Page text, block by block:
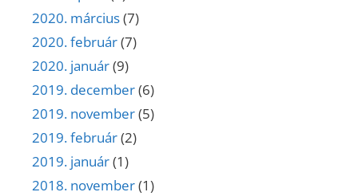
2020. március(7)
2020. február(7)
2020. január(9)
2019. december(6)
2019. november(5)
2019. február(2)
2019. január(1)
2018. november(1)